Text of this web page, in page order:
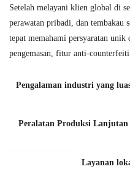
Pengalaman industri yang
Peralatan Produksi Lanjutan
Layanan
Setelah melayani klien global di
perawatan pribadi, dan tembakau
tepat memahami persyaratan unik
pengemasan, fitur anti-